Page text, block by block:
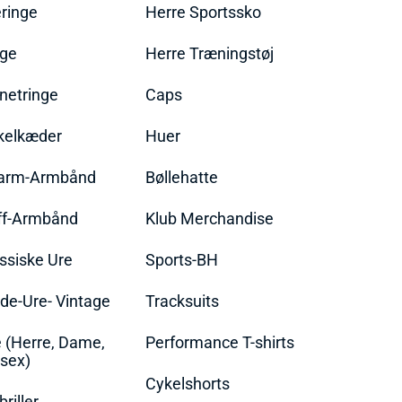
Armbånd
Armbånd
Ure
Ure- Vintage
(Herre, Dame,
Herre Sportssko
Herre Træningstøj
Caps
Huer
Bøllehatte
Klub Merchandise
Sports-BH
Tracksuits
Performance T-shirts
Cykelshorts